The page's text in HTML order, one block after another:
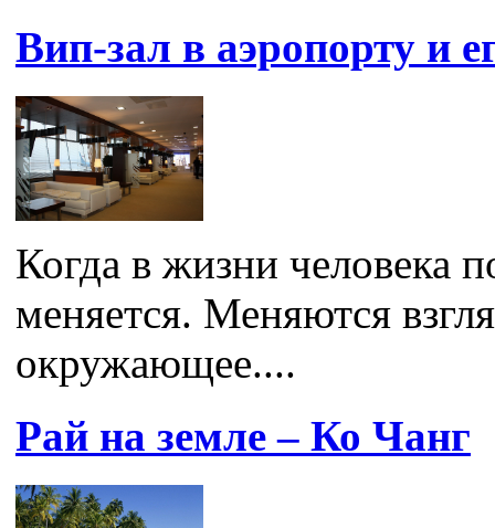
Вип-зал в аэропорту и
Когда в жизни человека
меняется. Меняются
окружающее....
Рай на земле – Ко Чанг